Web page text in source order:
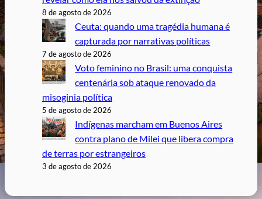
8 de agosto de 2026
Ceuta: quando uma tragédia humana é
capturada por narrativas políticas
7 de agosto de 2026
Voto feminino no Brasil: uma conquista
centenária sob ataque renovado da
misoginia política
5 de agosto de 2026
Indígenas marcham em Buenos Aires
contra plano de Milei que libera compra
de terras por estrangeiros
3 de agosto de 2026